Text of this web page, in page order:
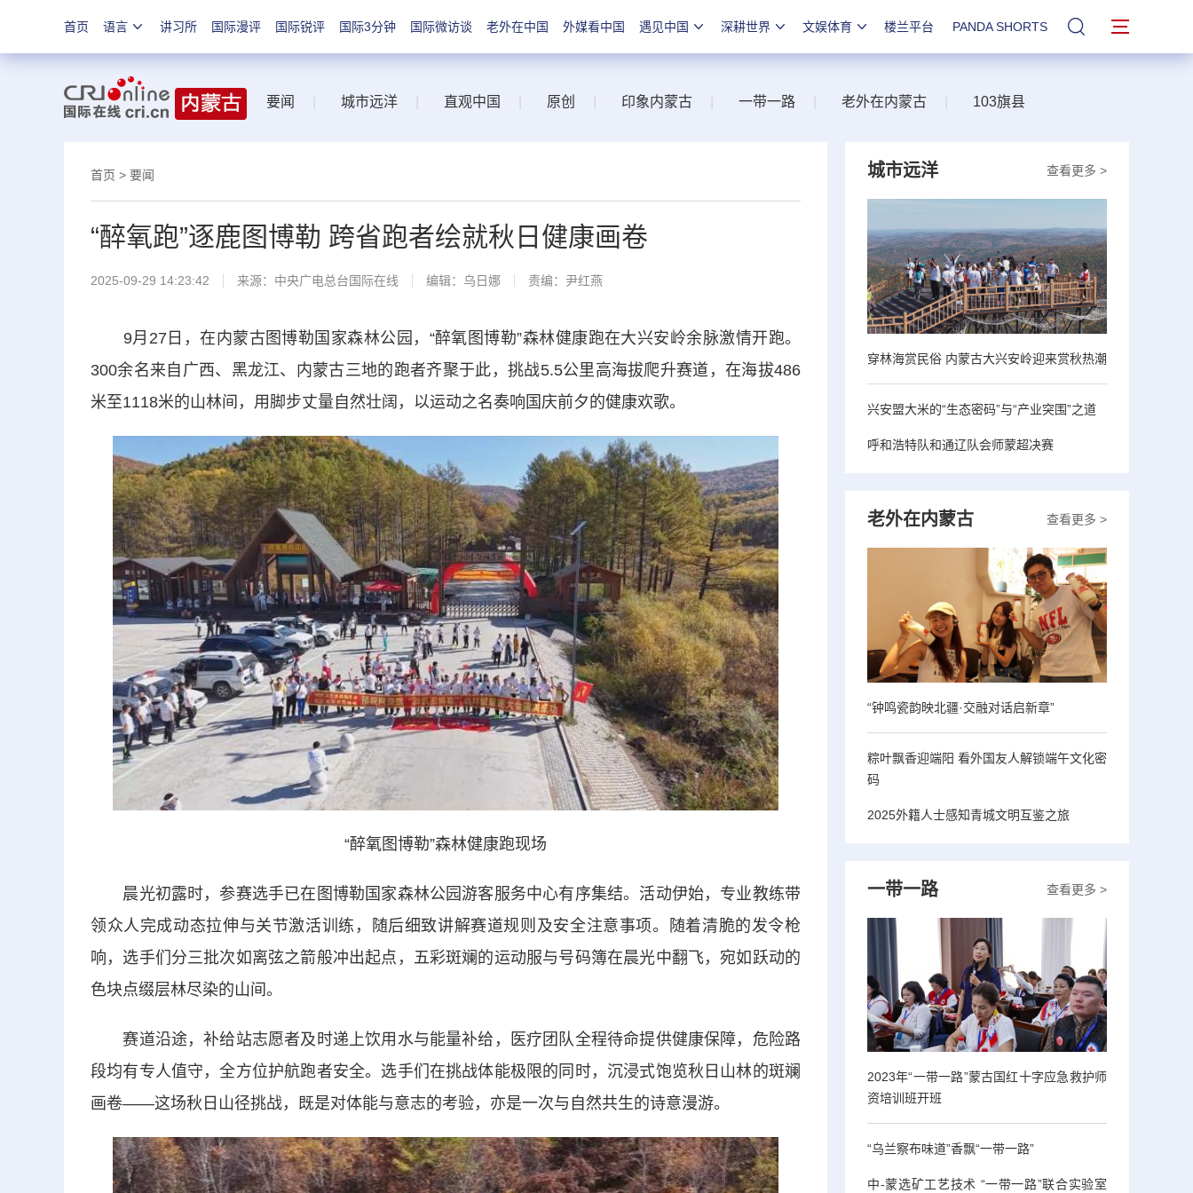
首页 语言 讲习所 国际漫评 国际锐评 国际3分钟 国际微访谈 老外在中国 外媒看中国 遇见中国 深耕世界 文娱体育 楼兰平台 PANDA SHORTS 站内搜索
要闻 城市远洋 直观中国 原创 印象内蒙古 一带一路 老外在内蒙古 103旗县
首页 > 要闻
“醉氧跑”逐鹿图博勒 跨省跑者绘就秋日健康画卷
2025-09-29 14:23:42 来源：中央广电总台国际在线 编辑：乌日娜 责编：尹红燕
9月27日，在内蒙古图博勒国家森林公园，“醉氧图博勒”森林健康跑在大兴安岭余脉激情开跑。
300余名来自广西、黑龙江、内蒙古三地的跑者齐聚于此，挑战5.5公里高海拔爬升赛道，在海拔486
米至1118米的山林间，用脚步丈量自然壮阔，以运动之名奏响国庆前夕的健康欢歌。
“醉氧图博勒”森林健康跑现场
晨光初露时，参赛选手已在图博勒国家森林公园游客服务中心有序集结。活动伊始，专业教练带
领众人完成动态拉伸与关节激活训练，随后细致讲解赛道规则及安全注意事项。随着清脆的发令枪
响，选手们分三批次如离弦之箭般冲出起点，五彩斑斓的运动服与号码簿在晨光中翻飞，宛如跃动的
色块点缀层林尽染的山间。
赛道沿途，补给站志愿者及时递上饮用水与能量补给，医疗团队全程待命提供健康保障，危险路
段均有专人值守，全方位护航跑者安全。选手们在挑战体能极限的同时，沉浸式饱览秋日山林的斑斓
画卷——这场秋日山径挑战，既是对体能与意志的考验，亦是一次与自然共生的诗意漫游。
查看更多 >
城市远洋
穿林海赏民俗 内蒙古大兴安岭迎来赏秋热潮
兴安盟大米的“生态密码”与“产业突围”之道
呼和浩特队和通辽队会师蒙超决赛
查看更多 >
老外在内蒙古
“钟鸣瓷韵映北疆·交融对话启新章”
粽叶飘香迎端阳 看外国友人解锁端午文化密
码
2025外籍人士感知青城文明互鉴之旅
查看更多 >
一带一路
2023年“一带一路”蒙古国红十字应急救护师
资培训班开班
“乌兰察布味道”香飘“一带一路”
中-蒙选矿工艺技术 “一带一路”联合实验室